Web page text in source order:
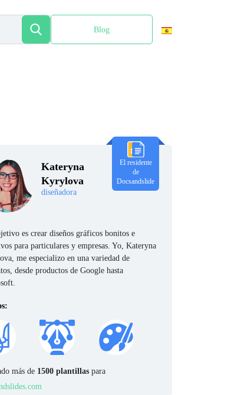
Blog
Kateryna
Kyrylova
diseñadora
El residente
de
Docsandslide
es crear diseños gráficos bonitos e
para particulares y empresas. Yo, Kateryna
me especializo en una variedad de
desde productos de Google hasta
más de 1500 plantillas para